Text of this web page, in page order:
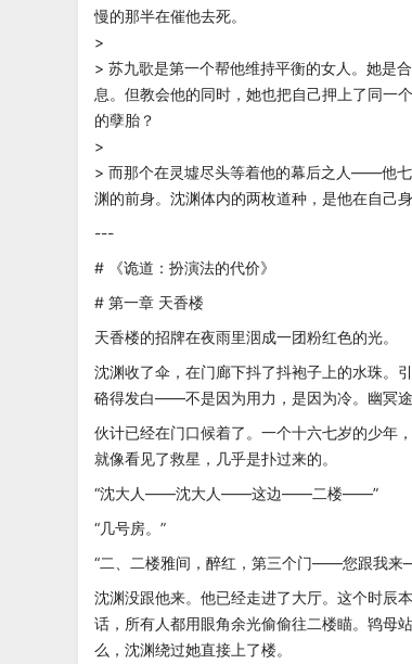
慢的那半在催他去死。
>
> 苏九歌是第一个帮他维持平衡的女人。她
息。但教会他的同时，她也把自己押上了同一
的孽胎？
>
> 而那个在灵墟尽头等着他的幕后之人——他
渊的前身。沈渊体内的两枚道种，是他在自己
---
# 《诡道：扮演法的代价》
# 第一章 天香楼
天香楼的招牌在夜雨里洇成一团粉红色的光。
沈渊收了伞，在门廊下抖了抖袍子上的水珠。
硌得发白——不是因为用力，是因为冷。幽冥途
伙计已经在门口候着了。一个十六七岁的少年
就像看见了救星，几乎是扑过来的。
“沈大人——沈大人——这边——二楼——”
“几号房。”
“二、二楼雅间，醉红，第三个门——您跟我
沈渊没跟他来。他已经走进了大厅。这个时辰
话，所有人都用眼角余光偷偷往二楼瞄。鸨母
么，沈渊绕过她直接上了楼。